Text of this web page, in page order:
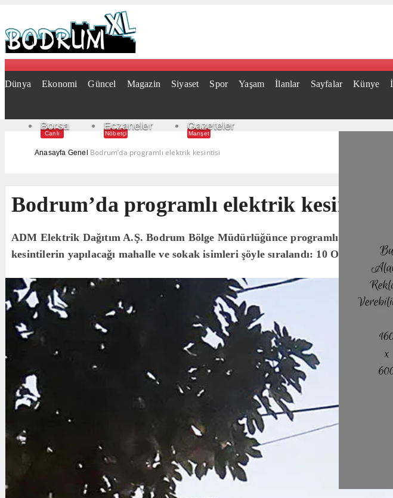
Dünya Ekonomi Güncel Magazin Siyaset Spor Yaşam İlanlar Sayfalar Künye
Borsa
Canlı
Eczaneler
Nöbetçi
Gazeteler
Manşet
Anasayfa Genel Bodrum’da programlı elektrik kesintisi
Bodrum’da programlı elektrik kesintisi
ADM Elektrik Dağıtım A.Ş. Bodrum Bölge Müdürlüğünce programlı elektrik
kesintilerin yapılacağı mahalle ve sokak isimleri şöyle sıralandı: 10 Ocak Cuma